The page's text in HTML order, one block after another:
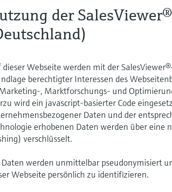
der
dieser Webseite werden mit der
berechtigter Interessen des
, Marktforschungs- und
wird ein javascript-basierter Code
Daten und der
erhobenen Daten werden über eine
verschlüsselt.
Daten werden unmittelbar pseudonymisiert
Webseite persönlich zu identifizieren.